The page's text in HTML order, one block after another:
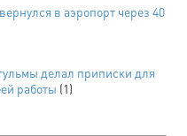
в аэропорт через 40
делал приписки для
работы (1)